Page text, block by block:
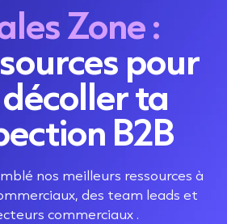
Zone :
pour
ta
B2B
nos meilleurs ressources à
des team leads et
commerciaux .